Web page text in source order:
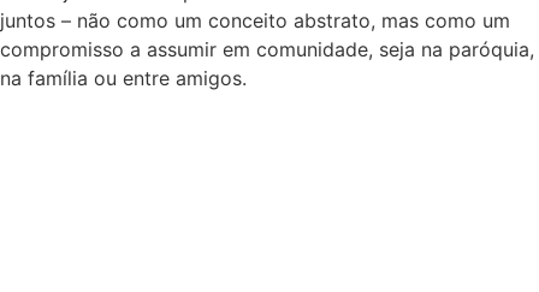
juntos – não como um conceito abstrato, mas como um
compromisso a assumir em comunidade, seja na paróquia,
na família ou entre amigos.